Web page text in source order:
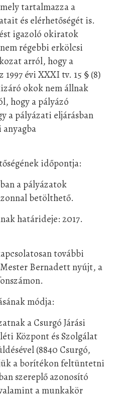
tartalmazza a
és elérhetőségét is.
igazoló okiratok
régebbi erkölcsi
arról, hogy a
1997 évi XXXI tv. 15 § (8)
okok nem állnak
hogy a pályázó
a pályázati eljárásban
anyagba
időpontja:
a pályázatok
betölthető.
határideje: 2017.
további
Bernadett nyújt, a
módja:
a Csurgó Járási
Központ és Szolgálat
(8840 Csurgó,
a borítékon feltüntetni
szereplő azonosító
a munkakör